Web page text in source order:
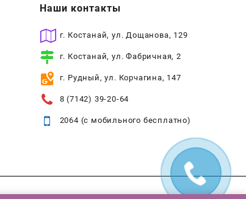
Наши контакты
г. Костанай, ул. Дощанова, 129
г. Костанай, ул. Фабричная, 2
г. Рудный, ул. Корчагина, 147
8 (7142) 39-20-64
2064 (с мобильного бесплатно)